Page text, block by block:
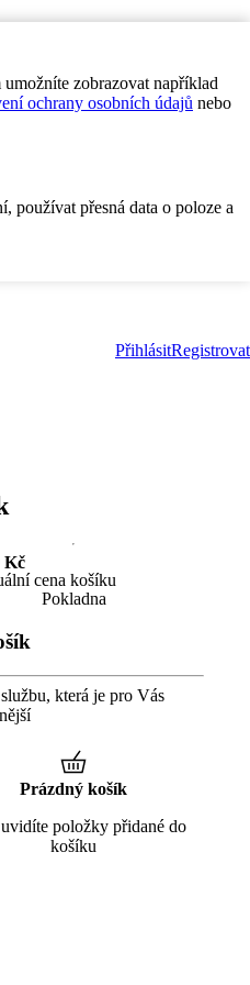
zobrazovat například
ochrany osobních údajů nebo
používat přesná data o poloze a
PřihlásitRegistrovat
KčAktuální cena košíku
Kč
cena košíku
Pokladna
která je pro Vás
Prázdný košík
položky přidané do
košíku